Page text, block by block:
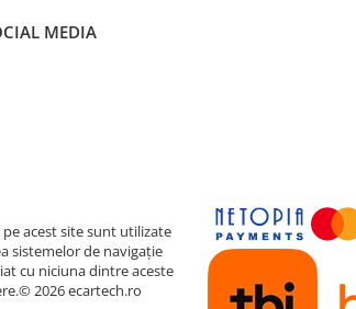
MEDIA
acest site sunt utilizate
sistemelor de navigație
cu niciuna dintre aceste
2026 ecartech.ro